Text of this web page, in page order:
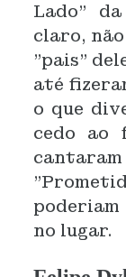
Lado"
claro,
"pais"
até
o que
cedo ao
no lugar.